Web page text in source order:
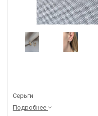
Серьги
Подробнее